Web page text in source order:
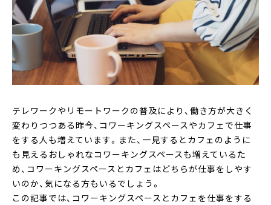
テレワークやリモートワークの普及により、働き方が大きく
変わりつつある昨今、コワーキングスペースやカフェで仕事
をする人も増えています。また、一見するとカフェのように
も見えるおしゃれなコワーキングスペースも増えているた
め、コワーキングスペースとカフェはどちらが仕事をしやす
いのか、気になる方もいるでしょう。
この記事では、コワーキングスペースとカフェを仕事をする